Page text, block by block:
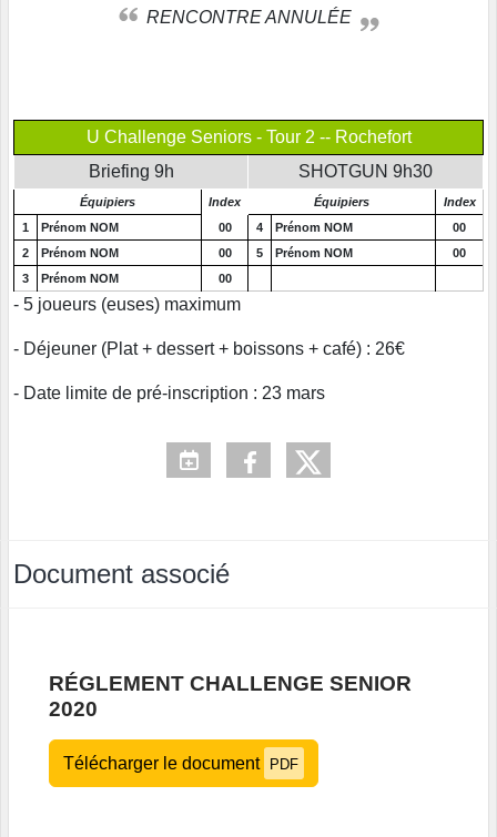
RENCONTRE ANNULÉE
U Challenge Seniors - Tour 2 -- Rochefort
Briefing 9h
SHOTGUN 9h30
Équipiers Index Équipiers
Index
1
Prénom NOM 00 4 Prénom NOM
00
2
Prénom NOM 00 5 Prénom NOM
00
3
Prénom NOM 00
- 5 joueurs (euses) maximum
- Déjeuner (Plat + dessert + boissons + café) : 26€
- Date limite de pré-inscription : 23 mars
Document associé
RÉGLEMENT CHALLENGE SENIOR
2020
Télécharger le document PDF